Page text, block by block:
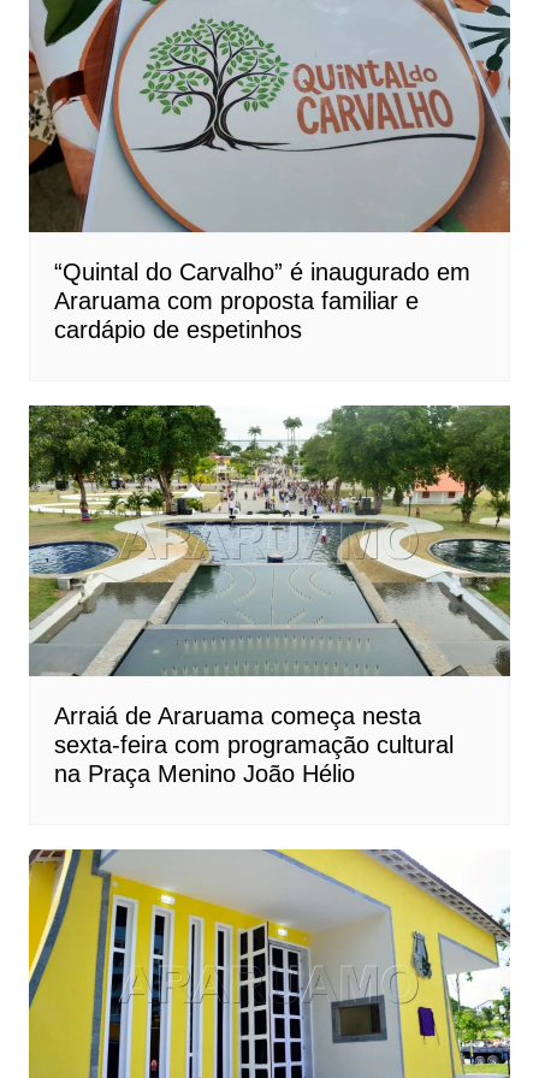
“Quintal do Carvalho” é inaugurado em
Araruama com proposta familiar e
cardápio de espetinhos
Arraiá de Araruama começa nesta
sexta-feira com programação cultural
na Praça Menino João Hélio